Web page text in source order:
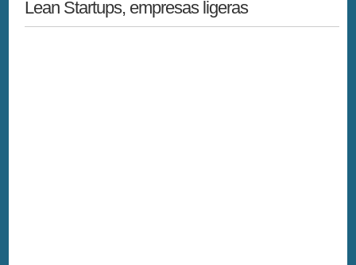
Lean Startups, empresas ligeras